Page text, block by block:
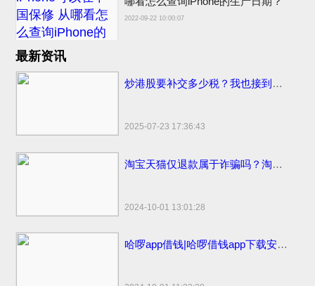
2022-09-22 10:00:07
最新资讯
炒港股要补交多少税？我也接到催交补税特别行动的电话了
2025-07-23 17:36:43
淘宝天猫仅退款属于诈骗吗？淘宝天猫开始部分取消仅退款
2024-10-01 13:01:28
哈啰app借钱|哈啰借钱app下载安装免费小小上当和电话骚扰